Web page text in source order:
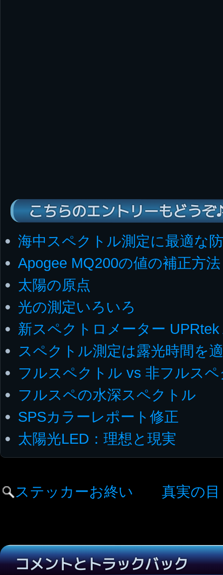
こちらのエントリーもどうぞ
海中スペクトル測定に最適な
Apogee MQ200の値の補正方法
太陽の原点
光の測定いろいろ
新スペクトロメーター
スペクトル測定は露光時間を
フルスペクトル vs 非フルス
フルスペの水深スペクトル
SPSカラーレポート修正
太陽光LED：理想と現実
ステッカーお終い 真実の
コメントとトラックバック